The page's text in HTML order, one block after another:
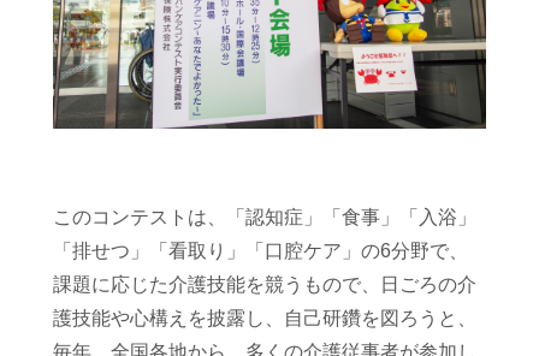
このコンテストは、「認知症」「食事」「入浴」
「排せつ」「看取り」「口腔ケア」の6分野で、
課題に応じた介護技能を競うもので、日ごろの介
護技能や心構えを披露し、自己研鑽を図ろうと、
毎年、全国各地から、多くの介護従事者が参加し